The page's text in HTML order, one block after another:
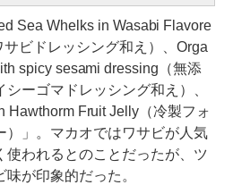
Sea Whelks in Wasabi Flavore
ビドレッシング和え）、Orga
spicy sesami dressing（無添
ーゴマドレッシング和え）、
Hawthorm Fruit Jelly（冷製フォ
）」。マカオではワサビが人気
使われるとのことだったが、ツ
が印象的だった。